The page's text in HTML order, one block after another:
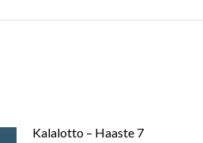
Kalalotto – Haaste 7